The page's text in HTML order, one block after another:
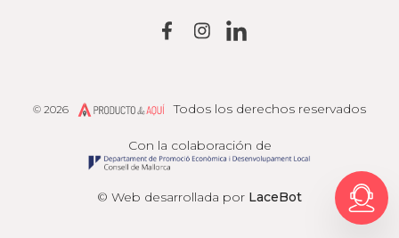
© Web desarrollada por LaceBot
Con la colaboración de
© 2026 Producto de AquíTodos los derechos reservados